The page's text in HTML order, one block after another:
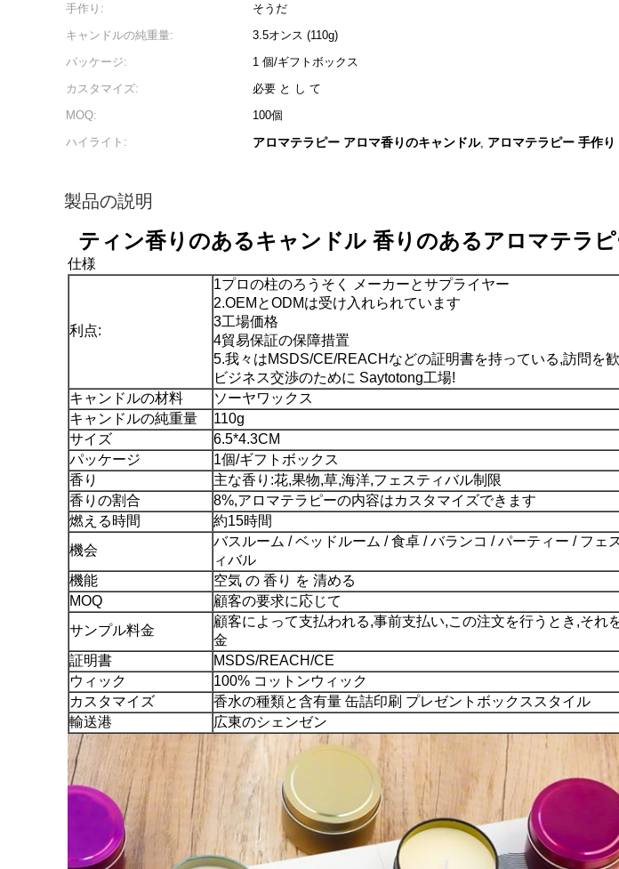
手作り:
そうだ
キャンドルの純重量:
3.5オンス (110g)
パッケージ:
1 個/ギフトボックス
カスタマイズ:
必要 と し て
MOQ:
100個
ハイライト:
アロマテラピー アロマ香りのキャンドル, アロマテラピー 手作
製品の説明
ティン香りのあるキャンドル 香りのあるアロマテラ
仕様
利点:
1プロの柱のろうそく メーカーとサプライヤー
2.OEMとODMは受け入れられています
3工場価格
4貿易保証の保障措置
5.我々はMSDS/CE/REACHなどの証明書を持っている,訪問を
ビジネス交渉のために Saytotong工場!
キャンドルの材料
ソーヤワックス
キャンドルの純重量
110g
サイズ
6.5*4.3CM
パッケージ
1個/ギフトボックス
香り
主な香り:花,果物,草,海洋,フェスティバル制限
香りの割合
8%,アロマテラピーの内容はカスタマイズできます
燃える時間
約15時間
機会
バスルーム / ベッドルーム / 食卓 / バランコ / パーティー / フェ
ィバル
機能
空気 の 香り を 清める
MOQ
顧客の要求に応じて
サンプル料金
顧客によって支払われる,事前支払い,この注文を行うとき,それ
金
証明書
MSDS/REACH/CE
ウィック
100% コットンウィック
カスタマイズ
香水の種類と含有量 缶詰印刷 プレゼントボックススタイル
輸送港
広東のシェンゼン